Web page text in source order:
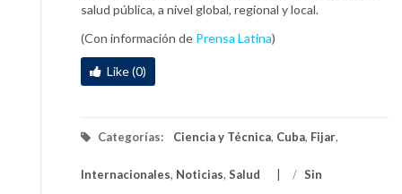
salud pública, a nivel global, regional y local.
(Con información de Prensa Latina)
Like (0)
Categorías: Ciencia y Técnica, Cuba, Fijar,
Internacionales, Noticias, Salud / Sin